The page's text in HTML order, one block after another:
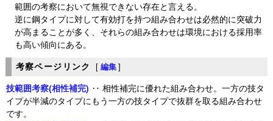
範囲の考察において無視できない存在と言える。
逆に鋼タイプに対して有効打を持つ組み合わせは必然的に突破力
が高まることが多く、それらの組み合わせは環境における採用率
も高い傾向にある。
考察ページリンク [ 編集 ]
技範囲考察(相性補完) ‥ 相性補完に優れた組み合わせ。一方の技タ
イプが半減のタイプにもう一方の技タイプで抜群を取る組み合わせ
です。